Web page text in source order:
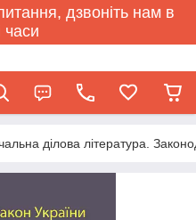
дзвоніть нам в
часи
ділова література.